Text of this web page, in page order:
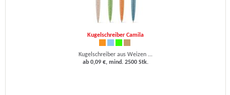
Kugelschreiber Camila
Kugelschreiber aus Weizen ...
ab 0,09 €, mind. 2500 Stk.